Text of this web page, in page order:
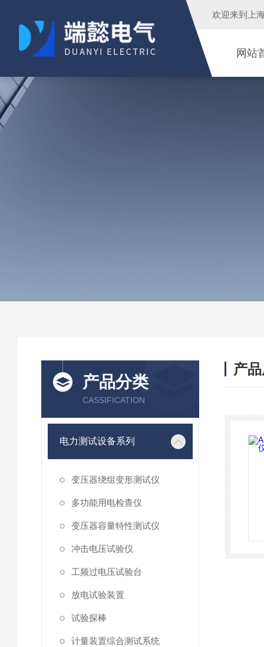
欢迎来到 上
网站
产品分类
CASSIFICATION
电力测试设备系列
变压器绕组变形测试仪
多功能用电检查仪
变压器容量特性测试仪
冲击电压试验仪
工频过电压试验台
放电试验装置
试验探棒
计量装置综合测试系统
产